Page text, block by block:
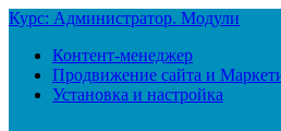
Курс: Администратор. Модули
Контент-менеджер
Продвижение сайта и
Установка и настройка